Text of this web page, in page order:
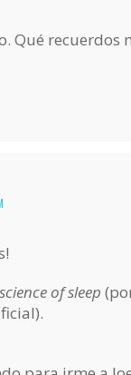
Qué recuerdos
of sleep